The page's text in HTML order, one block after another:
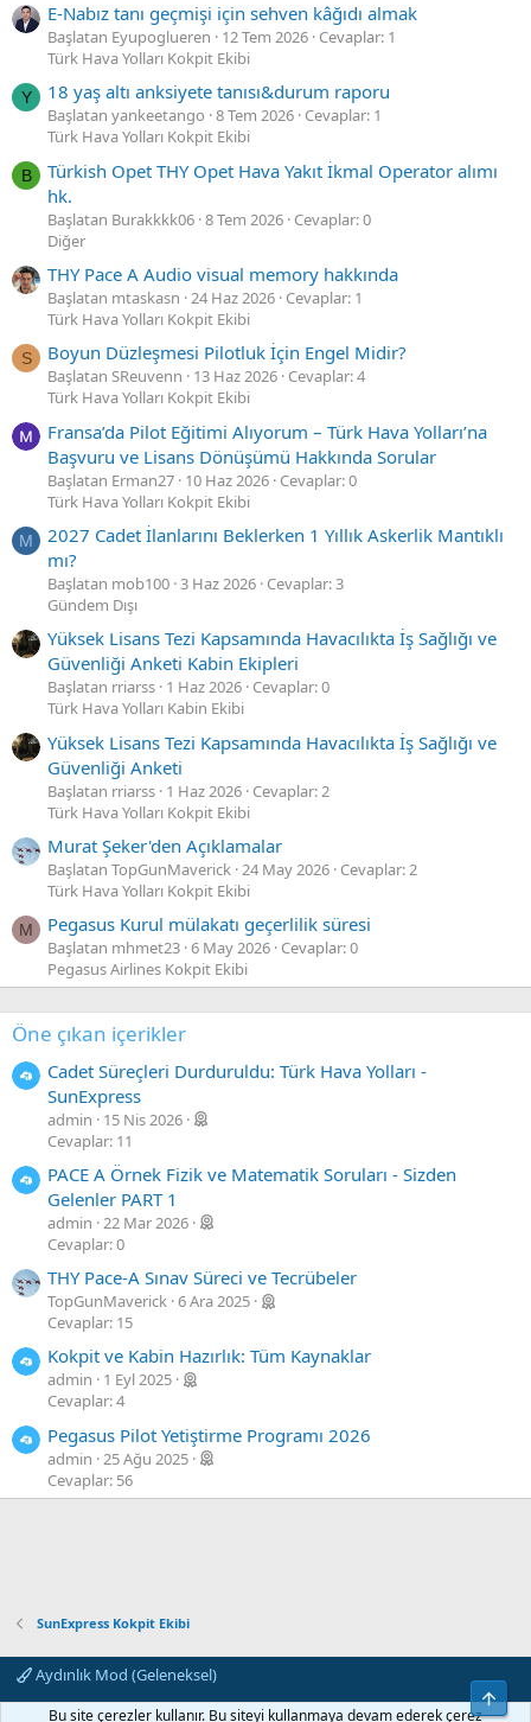
E-Nabız tanı geçmişi için sehven kâğıdı almak
Başlatan Eyupoglueren 12 Tem 2026 Cevaplar: 1
Türk Hava Yolları Kokpit Ekibi
Y 18 yaş altı anksiyete tanısı&durum raporu
Başlatan yankeetango 8 Tem 2026 Cevaplar: 1
Türk Hava Yolları Kokpit Ekibi
B
Türkish Opet THY Opet Hava Yakıt İkmal Operator alımı
hk.
Başlatan Burakkkk06 8 Tem 2026 Cevaplar: 0
Diğer
THY Pace A Audio visual memory hakkında
Başlatan mtaskasn 24 Haz 2026 Cevaplar: 1
Türk Hava Yolları Kokpit Ekibi
S Boyun Düzleşmesi Pilotluk İçin Engel Midir?
Başlatan SReuvenn 13 Haz 2026 Cevaplar: 4
Türk Hava Yolları Kokpit Ekibi
Fransa’da Pilot Eğitimi Alıyorum – Türk Hava Yolları’na
Başvuru ve Lisans Dönüşümü Hakkında Sorular
Başlatan Erman27 10 Haz 2026 Cevaplar: 0
Türk Hava Yolları Kokpit Ekibi
M
2027 Cadet İlanlarını Beklerken 1 Yıllık Askerlik Mantıklı
mı?
Başlatan mob100 3 Haz 2026 Cevaplar: 3
Gündem Dışı
Yüksek Lisans Tezi Kapsamında Havacılıkta İş Sağlığı ve
Güvenliği Anketi Kabin Ekipleri
Başlatan rriarss 1 Haz 2026 Cevaplar: 0
Türk Hava Yolları Kabin Ekibi
Yüksek Lisans Tezi Kapsamında Havacılıkta İş Sağlığı ve
Güvenliği Anketi
Başlatan rriarss 1 Haz 2026 Cevaplar: 2
Türk Hava Yolları Kokpit Ekibi
Murat Şeker'den Açıklamalar
Başlatan TopGunMaverick 24 May 2026 Cevaplar: 2
Türk Hava Yolları Kokpit Ekibi
M Pegasus Kurul mülakatı geçerlilik süresi
Başlatan mhmet23 6 May 2026 Cevaplar: 0
Pegasus Airlines Kokpit Ekibi
Öne çıkan içerikler
Cadet Süreçleri Durduruldu: Türk Hava Yolları -
SunExpress
admin
15 Nis 2026
Cevaplar: 11
PACE A Örnek Fizik ve Matematik Soruları - Sizden
Gelenler PART 1
admin 22 Mar 2026
Cevaplar: 0
THY Pace-A Sınav Süreci ve Tecrübeler
TopGunMaverick 6 Ara 2025
Cevaplar: 15
Kokpit ve Kabin Hazırlık: Tüm Kaynaklar
admin
1 Eyl 2025
Cevaplar: 4
Pegasus Pilot Yetiştirme Programı 2026
admin 25 Ağu 2025
Cevaplar: 56
SunExpress Kokpit Ekibi
Aydınlık Mod (Geleneksel)
Bize ulaşın
Şartlar ve kurallar Gizlilik politikası
Yardım
Bu site çerezler kullanır. Bu siteyi kullanmaya devam ederek çerez
Üst